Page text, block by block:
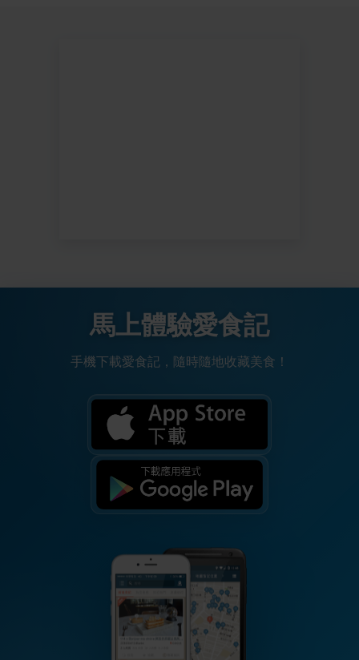
馬上體驗愛食記
手機下載愛食記，隨時隨地收藏美食！